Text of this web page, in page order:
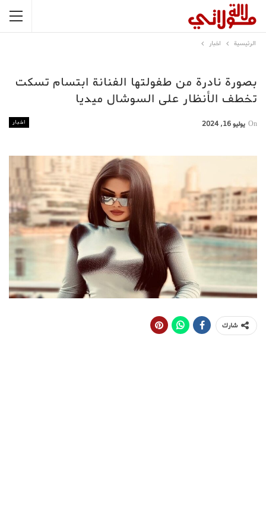
الرئيسية اخبار
بصورة نادرة من طفولتها الفنانة ابتسام تسكت
تخطف الأنظار على السوشال ميديا
اخبار On يوليو 16, 2024
شارك